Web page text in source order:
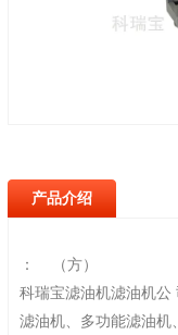
产品介绍
： （方）
科瑞宝滤油机滤油机公
滤油机、多功能滤油机